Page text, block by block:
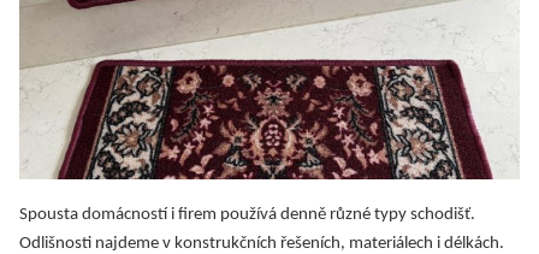
Spousta domácností i firem používá denně různé typy schodišť.
Odlišnosti najdeme v konstrukčních řešeních, materiálech i délkách.